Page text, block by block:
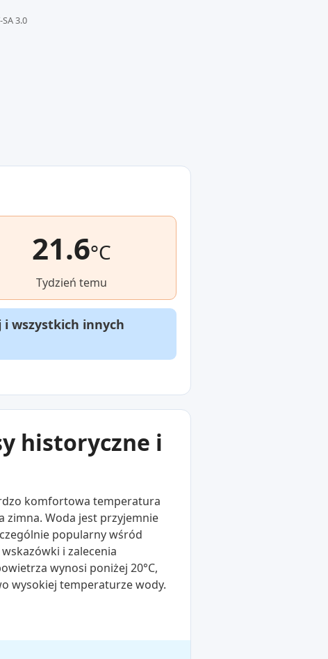
3.0
21.6°C
Tydzień temu
wszystkich innych
historyczne i
komfortowa temperatura
zimna. Woda jest przyjemnie
popularny wśród
i zalecenia
wynosi poniżej 20°C,
wysokiej temperaturze wody.